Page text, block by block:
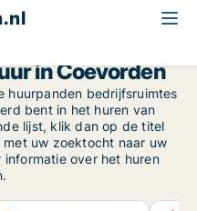
in Coevorden
huurpanden bedrijfsruimtes
bent in het huren van
lijst, klik dan op de titel
uw zoektocht naar uw
informatie over het huren